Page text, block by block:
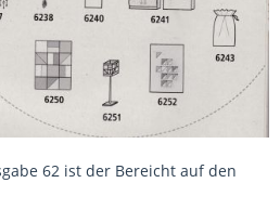
62 ist der Bereicht auf den